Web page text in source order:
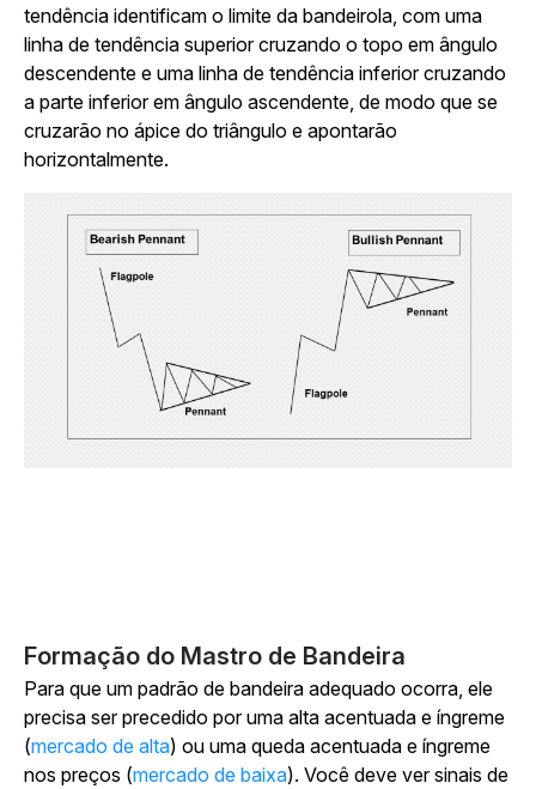
tendência identificam o limite da bandeirola, com uma
linha de tendência superior cruzando o topo em ângulo
descendente e uma linha de tendência inferior cruzando
a parte inferior em ângulo ascendente, de modo que se
cruzarão no ápice do triângulo e apontarão
horizontalmente.
Formação do Mastro de Bandeira
Para que um padrão de bandeira adequado ocorra, ele
precisa ser precedido por uma alta acentuada e íngreme
(mercado de alta) ou uma queda acentuada e íngreme
nos preços (mercado de baixa). Você deve ver sinais de